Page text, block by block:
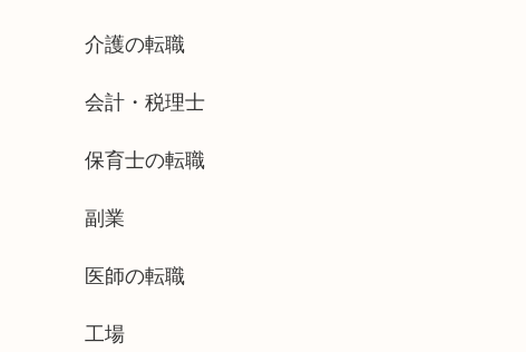
介護の転職
会計・税理士
保育士の転職
副業
医師の転職
工場